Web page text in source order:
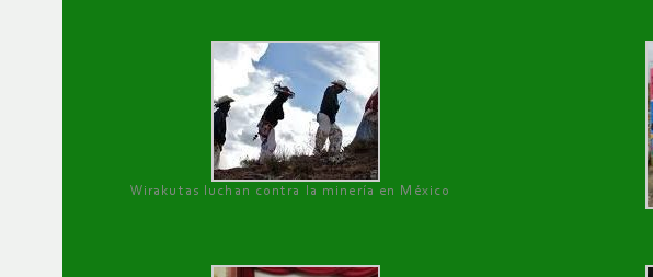
Wirakutas luchan contra la minería en México